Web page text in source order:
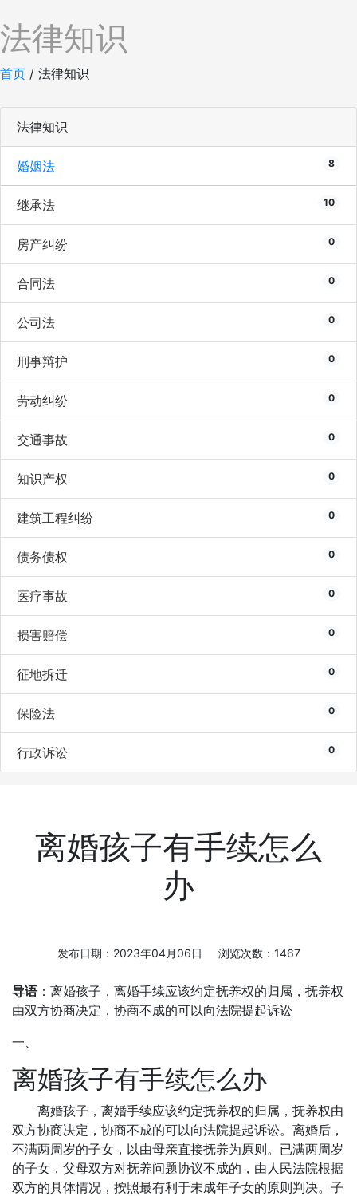
法律知识
首页 / 法律知识
法律知识
婚姻法 8
继承法 10
房产纠纷 0
合同法 0
公司法 0
刑事辩护 0
劳动纠纷 0
交通事故 0
知识产权 0
建筑工程纠纷 0
债务债权 0
医疗事故 0
损害赔偿 0
征地拆迁 0
保险法 0
行政诉讼 0
离婚孩子有手续怎么
办
发布日期：2023年04月06日 浏览次数：1467
导语：离婚孩子，离婚手续应该约定抚养权的归属，抚养权
由双方协商决定，协商不成的可以向法院提起诉讼
一、
离婚孩子有手续怎么办
离婚孩子，离婚手续应该约定抚养权的归属，抚养权由
双方协商决定，协商不成的可以向法院提起诉讼。离婚后，
不满两周岁的子女，以由母亲直接抚养为原则。已满两周岁
的子女，父母双方对抚养问题协议不成的，由人民法院根据
双方的具体情况，按照最有利于未成年子女的原则判决。子